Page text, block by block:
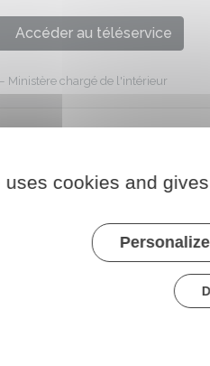
Accéder au téléservice
Ministère chargé de l'intérieur
uses cookies and
Personalize